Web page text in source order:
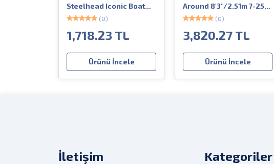
Steelhead Iconic Boat
5'2 155 cm 20-30 lbs 3
(0)
1,718.23 TL
Ürünü İncele
Around 8'3''/2.51m 7-25
gr 2 Parça(0)
3,820.27 TL
Ürünü İncele
İletişim Kategoriler